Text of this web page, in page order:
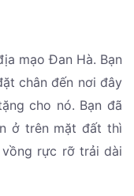
mạo Đan Hà. Bạn
chân đến nơi đây
cho nó. Bạn đã
ở trên mặt đất thì
rực rỡ trải dài